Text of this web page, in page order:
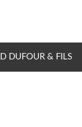
DUFOUR & FILS